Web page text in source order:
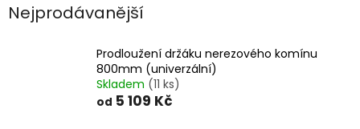
Nejprodávanější
Prodloužení držáku nerezového komínu
800mm (univerzální)
Skladem (11 ks)
od 5 109 Kč